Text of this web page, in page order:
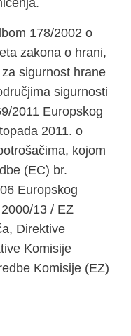
178/2002 o
zakona o hrani,
sigurnost hrane
sigurnosti
2011 Europskog
2011. o
kojom
(EC) br.
Europskog
13 / EZ
Direktive
Komisije
Komisije (EZ)